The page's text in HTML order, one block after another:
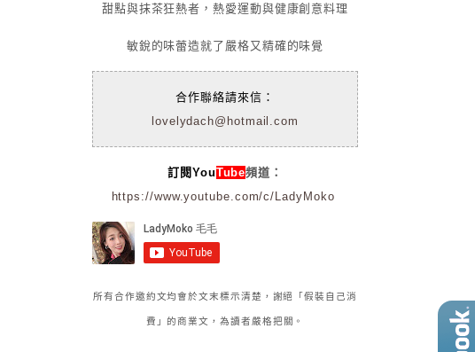
甜點與抹茶狂熱者，熱愛運動與健康創意料理
敏銳的味蕾造就了嚴格又精確的味覺
合作聯絡請來信：
lovelydach@hotmail.com
訂閱YouTube頻道：
https://www.youtube.com/c/LadyMoko
所有合作邀約文均會於文末標示清楚，謝絕「假裝自己消
費」的商業文，為讀者嚴格把關。